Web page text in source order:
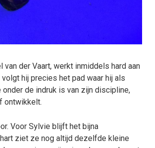
der Vaart, werkt inmiddels hard aan
hij precies het pad waar hij als
de indruk is van zijn discipline,
ontwikkelt.
Voor Sylvie blijft het bijna
ziet ze nog altijd dezelfde kleine